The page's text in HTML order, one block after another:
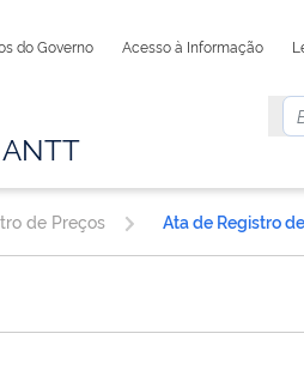
do Governo Acesso à Informação
de Preços Ata de Registro